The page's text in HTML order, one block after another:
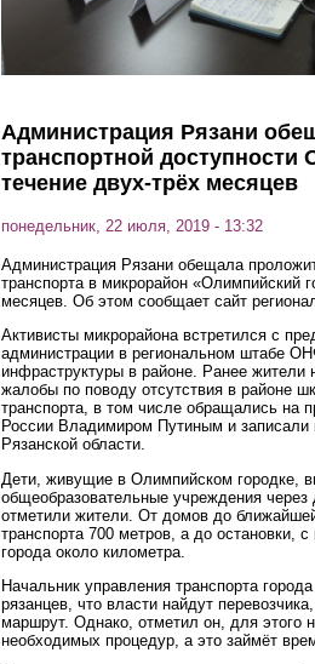
Администрация Рязани
транспортной доступности
течение двух-трёх месяцев
понедельник, 22 июля, 2019 - 13:32
Администрация Рязани обещала
транспорта в микрорайон «Олимпийский
месяцев. Об этом сообщает сайт
Активисты микрорайона встретился с
администрации в региональном штабе
инфраструктуры в районе. Ранее жители
жалобы по поводу отсутствия в районе
транспорта, в том числе обращались на
России Владимиром Путиным и записали
Рязанской области.
Дети, живущие в Олимпийском городке,
общеобразовательные учреждения
отметили жители. От домов до
транспорта 700 метров, а до остановки, с
города около километра.
Начальник управления транспорта
рязанцев, что власти найдут
маршрут. Однако, отметил он, для этого
необходимых процедур, а это займёт